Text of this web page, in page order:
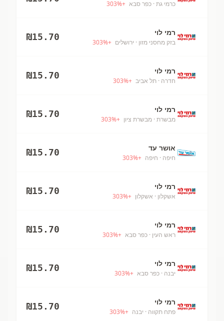
כרמי גת · כפר סבא +
303%
רמי לוי
בזק מחסני מזון · ירושלים +
303%
₪15.70
רמי לוי
חדרה · תל אביב +
303%
₪15.70
רמי לוי
מבשרת · מבשרת ציון +
303%
₪15.70
אושר עד
חיפה · חיפה +
303%
₪15.70
רמי לוי
אשקלון · אשקלון +
303%
₪15.70
רמי לוי
ראש העין · כפר סבא +
303%
₪15.70
רמי לוי
יבנה · כפר סבא +
303%
₪15.70
רמי לוי
פתח תקווה · יבנה +
303%
₪15.70